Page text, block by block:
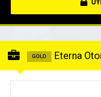
GOLD Eterna